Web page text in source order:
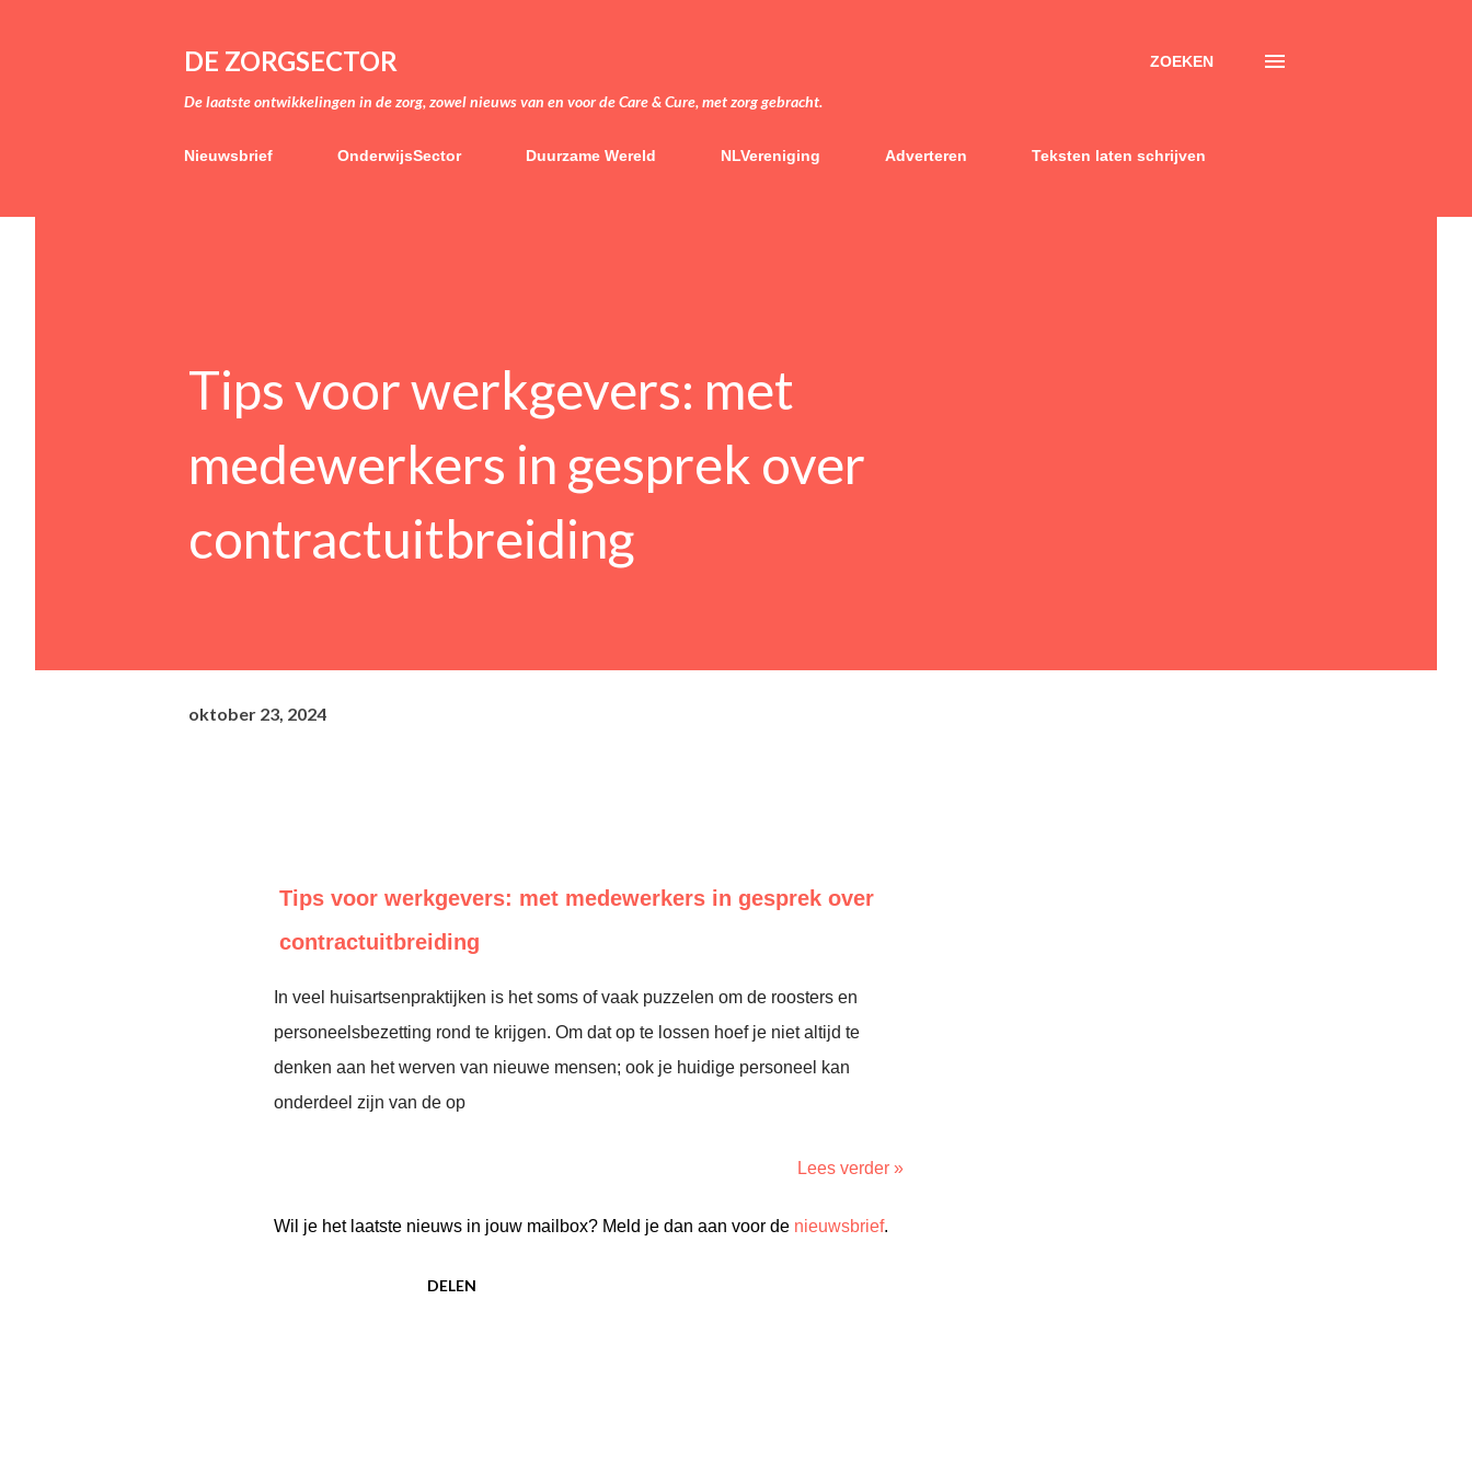
DE ZORGSECTOR
De laatste ontwikkelingen in de zorg, zowel nieuws van en voor de Care & Cure, met zorg gebracht.
ZOEKEN
Nieuwsbrief OnderwijsSector Duurzame Wereld NLVereniging Adverteren Teksten laten schrijven
Tips voor werkgevers: met
medewerkers in gesprek over
contractuitbreiding
oktober 23, 2024
Tips voor werkgevers: met medewerkers in gesprek over
contractuitbreiding
In veel huisartsenpraktijken is het soms of vaak puzzelen om de roosters en
personeelsbezetting rond te krijgen. Om dat op te lossen hoef je niet altijd te
denken aan het werven van nieuwe mensen; ook je huidige personeel kan
onderdeel zijn van de op
Lees verder »
Wil je het laatste nieuws in jouw mailbox? Meld je dan aan voor de nieuwsbrief.
DELEN